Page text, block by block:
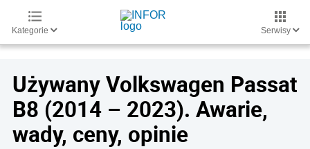
Kategorie Serwisy
Używany Volkswagen Passat
B8 (2014 – 2023). Awarie,
wady, ceny, opinie